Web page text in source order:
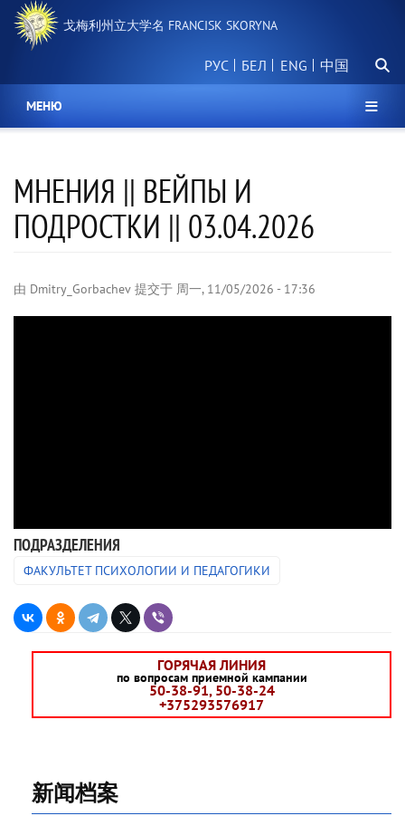
要
戈梅利州立大学名 FRANCISK SKORYNA
РУС БЕЛ 中国
搜
МЕНЮ
МНЕНИЯ || ВЕЙПЫ И
ПОДРОСТКИ || 03.04.2026
由 Dmitry_Gorbachev 提交于 周一, 11/05/2026 - 17:36
ПОДРАЗДЕЛЕНИЯ
ФАКУЛЬТЕТ ПСИХОЛОГИИ И ПЕДАГОГИКИ
ГОРЯЧАЯ ЛИНИЯ
по вопросам приемной кампании
50-38-91, 50-38-24
+375293576917
新闻档案